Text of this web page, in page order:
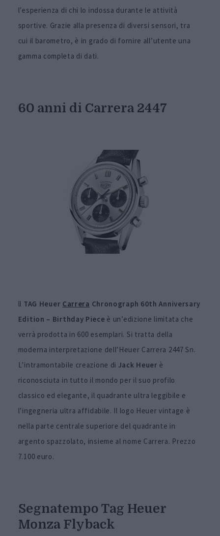
l’esperienza di chi lo indossa durante le attività
sportive. Grazie alla presenza di diversi sensori, tra
cui il barometro, è in grado di fornire all’utente una
gamma completa di dati.
60 anni di Carrera 2447
ll TAG Heuer Carrera Chronograph 60th Anniversary
Edition – Birthday Piece è un’edizione limitata che
verrà prodotta in 600 esemplari. Si tratta della
moderna interpretazione dell’Heuer Carrera 2447 Sn.
L’intramontabile creazione di Jack Heuer è
riconosciuta in tutto il mondo per il suo profilo
classico ed elegante, il quadrante ultra leggibile e
l’ingegneria ultra affidabile. Il logo Heuer vintage è
nella parte centrale superiore del quadrante in
argento spazzolato, insieme al nome Carrera. Prezzo
7.100 euro.
Segnatempo Tag Heuer
Monza Flyback